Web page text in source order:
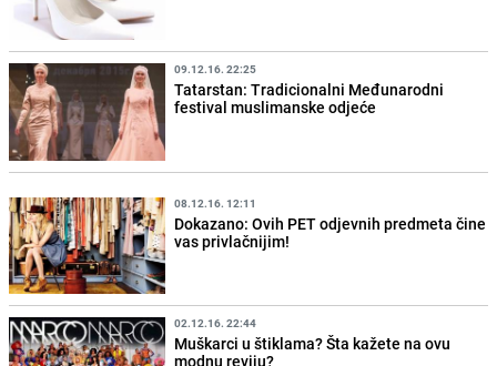
09.12.16. 22:25
Tatarstan: Tradicionalni Međunarodni
festival muslimanske odjeće
08.12.16. 12:11
Dokazano: Ovih PET odjevnih predmeta čine
vas privlačnijim!
02.12.16. 22:44
Muškarci u štiklama? Šta kažete na ovu
modnu reviju?